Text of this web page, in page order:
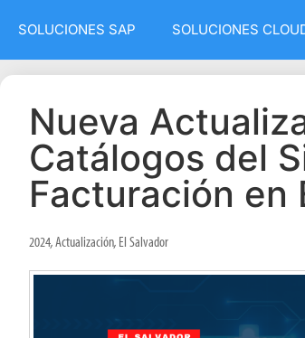
SOLUCIONES SAP SOLUCIONES
Nueva
Catálogos del
Facturación en
2024,Actualización, El Salvador